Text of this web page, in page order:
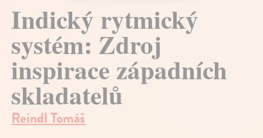
Indický rytmický
systém: Zdroj
inspirace západních
skladatelů
Reindl Tomáš